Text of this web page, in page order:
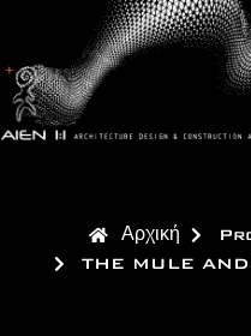
Αρχική
THE MULE